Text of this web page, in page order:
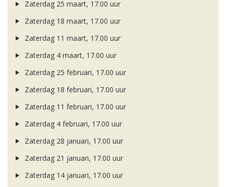
Zaterdag 25 maart, 17.00 uur
Zaterdag 18 maart, 17.00 uur
Zaterdag 11 maart, 17.00 uur
Zaterdag 4 maart, 17.00 uur
Zaterdag 25 februari, 17.00 uur
Zaterdag 18 februari, 17.00 uur
Zaterdag 11 februari, 17.00 uur
Zaterdag 4 februari, 17.00 uur
Zaterdag 28 januari, 17.00 uur
Zaterdag 21 januari, 17.00 uur
Zaterdag 14 januari, 17.00 uur